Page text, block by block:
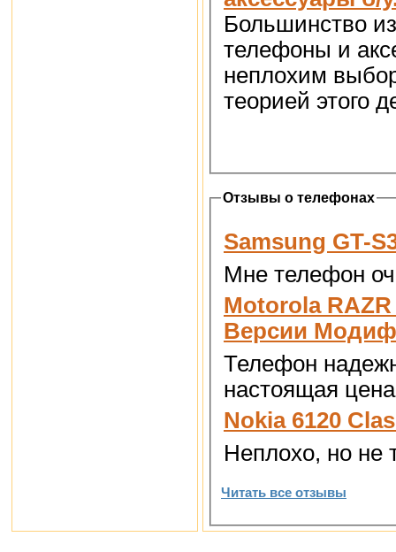
Большинство
телефоны и
неплохим
теорией этого
Отзывы о телефонах
Samsung GT-
Мне телефон
Motorola
Версии
Телефон
настоящая
Nokia 6120
Неплохо, но не
Читать все отзывы